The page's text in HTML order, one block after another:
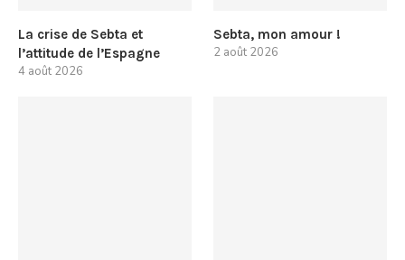
La crise de Sebta et
l’attitude de l’Espagne
4 août 2026
Sebta, mon amour !
2 août 2026